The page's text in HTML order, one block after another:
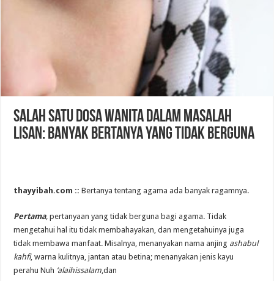
Salah Satu Dosa Wanita Dalam Masalah
Lisan: Banyak Bertanya Yang Tidak Berguna
thayyibah.com ::Bertanya tentang agama ada banyak ragamnya.
Pertama,pertanyaan yang tidak berguna bagi agama. Tidak
mengetahui hal itu tidak membahayakan, dan mengetahuinya juga
tidak membawa manfaat. Misalnya, menanyakan nama anjing ashabul
kahfi, warna kulitnya, jantan atau betina; menanyakan jenis kayu
perahu Nuh ‘alaihissalam,dan